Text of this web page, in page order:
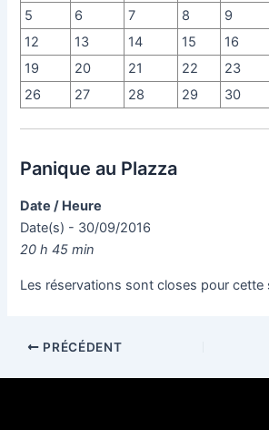
5
6 7 8 9
12
13 14 15 16
19
20 21 22 23
26
27 28 29 30
Panique au Plazza
Date / Heure
Date(s) - 30/09/2016
20 h 45 min
Les réservations sont closes pour cette
PRÉCÉDENT